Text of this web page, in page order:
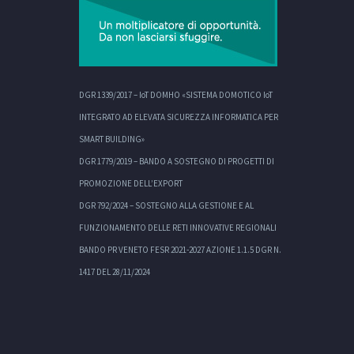
DGR 1339/2017 – IoT DOMHO «SISTEMA DOMOTICO IoT
INTEGRATO AD ELEVATA SICUREZZA INFORMATICA PER
SMART BUILDING»
DGR 1779/2019 – BANDO A SOSTEGNO DI PROGETTI DI
PROMOZIONE DELL’EXPORT
DGR 792/2024 – SOSTEGNO ALLA GESTIONE E AL
FUNZIONAMENTO DELLE RETI INNOVATIVE REGIONALI
BANDO PR VENETO FESR 2021-2027 AZIONE 1.1.5 DGR N.
1417 DEL 28/11/2024